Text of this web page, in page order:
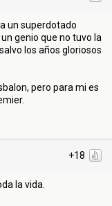
un superdotado
genio que no tuvo la
los años gloriosos
pero para mi es
+18
la vida.